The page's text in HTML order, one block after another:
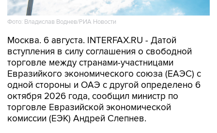
Фото: Владислав Воднев/РИА Новости
Москва. 6 августа. INTERFAX.RU - Датой
вступления в силу соглашения о свободной
торговле между странами-участницами
Евразийкого экономического союза (ЕАЭС) с
одной стороны и ОАЭ с другой определено 6
октября 2026 года, сообщил министр по
торговле Евразийской экономической
комиссии (ЕЭК) Андрей Слепнев.